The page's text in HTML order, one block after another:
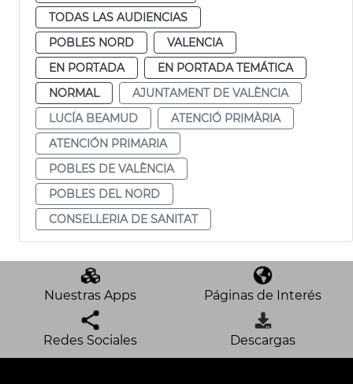
TODAS LAS AUDIENCIAS
POBLES NORD
VALENCIA
EN PORTADA
EN PORTADA TEMÁTICA
NORMAL
AJUNTAMENT DE VALÈNCIA
LUCÍA BEAMUD
ATENCIÓ PRIMÀRIA
ATENCIÓN PRIMARIA
POBLES DE VALÈNCIA
POBLES DEL NORD
CONSELLERIA DE SANITAT
Nuestras Apps Páginas de Interés
Redes Sociales Descargas